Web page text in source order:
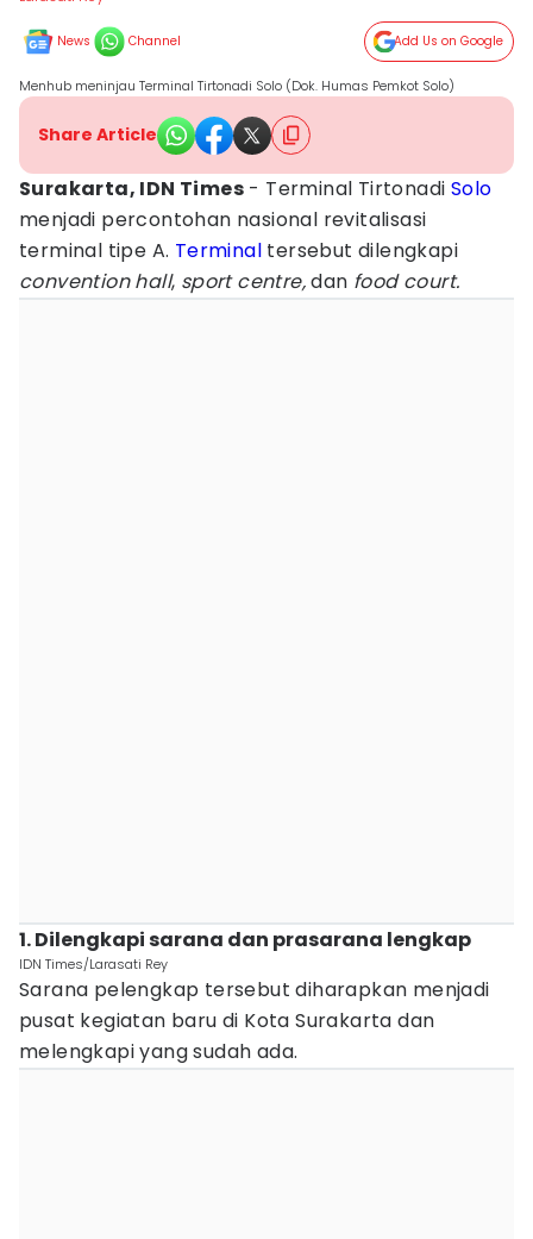
News Channel Add Us on Google
Menhub meninjau Terminal Tirtonadi Solo (Dok. Humas Pemkot Solo)
Share Article
Surakarta, IDN Times - Terminal Tirtonadi Solo
menjadi percontohan nasional revitalisasi
terminal tipe A. Terminal tersebut dilengkapi
convention hall, sport centre,dan food court.
1. Dilengkapi sarana dan prasarana lengkap
IDN Times/Larasati Rey
Sarana pelengkap tersebut diharapkan menjadi
pusat kegiatan baru di Kota Surakarta dan
melengkapi yang sudah ada.